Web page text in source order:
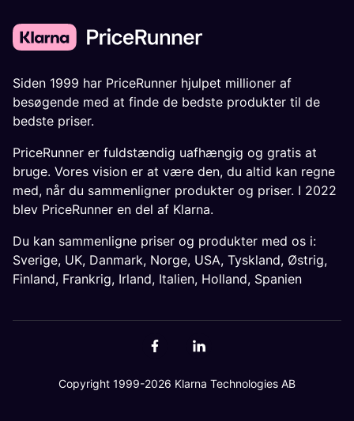
Siden 1999 har PriceRunner hjulpet millioner af
besøgende med at finde de bedste produkter til de
bedste priser.
PriceRunner er fuldstændig uafhængig og gratis at
bruge. Vores vision er at være den, du altid kan regne
med, når du sammenligner produkter og priser. I 2022
blev PriceRunner en del af Klarna.
Du kan sammenligne priser og produkter med os i:
Sverige, UK, Danmark, Norge, USA, Tyskland, Østrig,
Finland, Frankrig, Irland, Italien, Holland, Spanien
Copyright 1999-2026 Klarna Technologies AB